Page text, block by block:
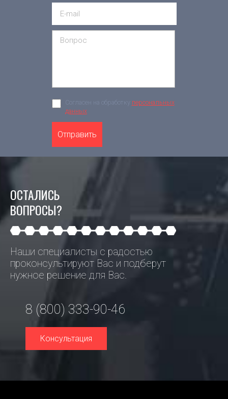
Согласен на обработку персональных
данных
Отправить
ОСТАЛИСЬ
ВОПРОСЫ?
Наши специалисты с радостью
проконсультируют Вас и подберут
нужное решение для Вас.
8 (800) 333-90-46
Консультация